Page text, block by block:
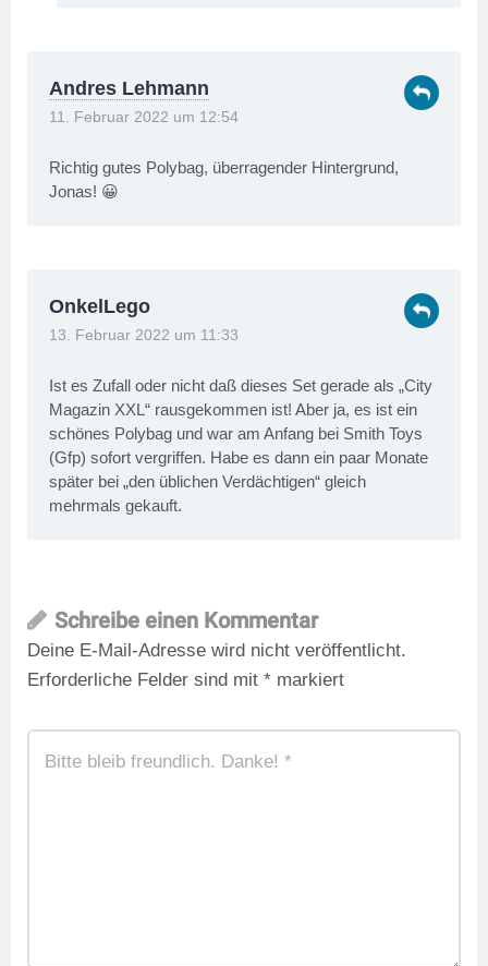
Andres Lehmann
11. Februar 2022 um 12:54
Richtig gutes Polybag, überragender Hintergrund,
Jonas! 😀
OnkelLego
13. Februar 2022 um 11:33
Ist es Zufall oder nicht daß dieses Set gerade als „City
Magazin XXL“ rausgekommen ist! Aber ja, es ist ein
schönes Polybag und war am Anfang bei Smith Toys
(Gfp) sofort vergriffen. Habe es dann ein paar Monate
später bei „den üblichen Verdächtigen“ gleich
mehrmals gekauft.
Schreibe einen Kommentar
Deine E-Mail-Adresse wird nicht veröffentlicht.
Erforderliche Felder sind mit * markiert